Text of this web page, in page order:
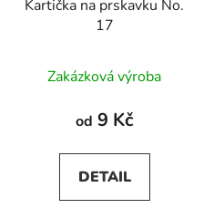
Kartička na prskavku No.
17
Zakázková výroba
od 9 Kč
DETAIL